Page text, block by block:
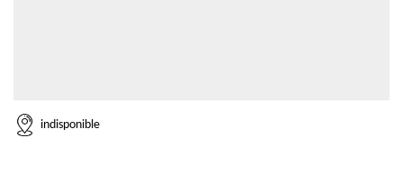
indisponible